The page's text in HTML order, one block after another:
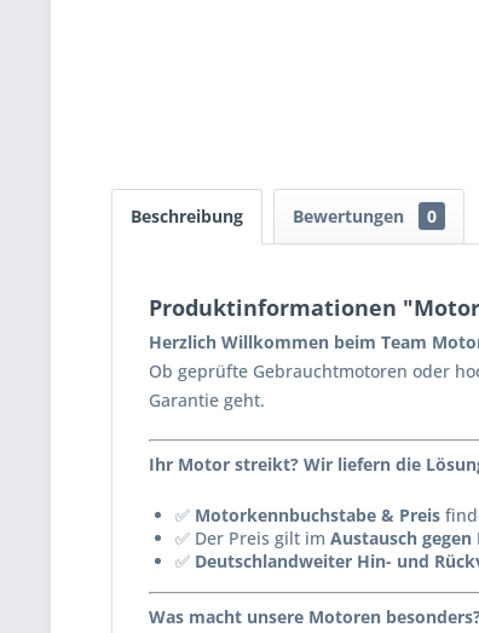
Beschreibung Bewertungen 0
Produktinformationen "Motor
Herzlich Willkommen beim Team
Ob geprüfte Gebrauchtmotoren oder
Garantie geht.
Ihr Motor streikt? Wir liefern die
✅ Motorkennbuchstabe & Preis
✅ Der Preis gilt im Austausch
✅ Deutschlandweiter Hin- und
Was macht unsere Motoren